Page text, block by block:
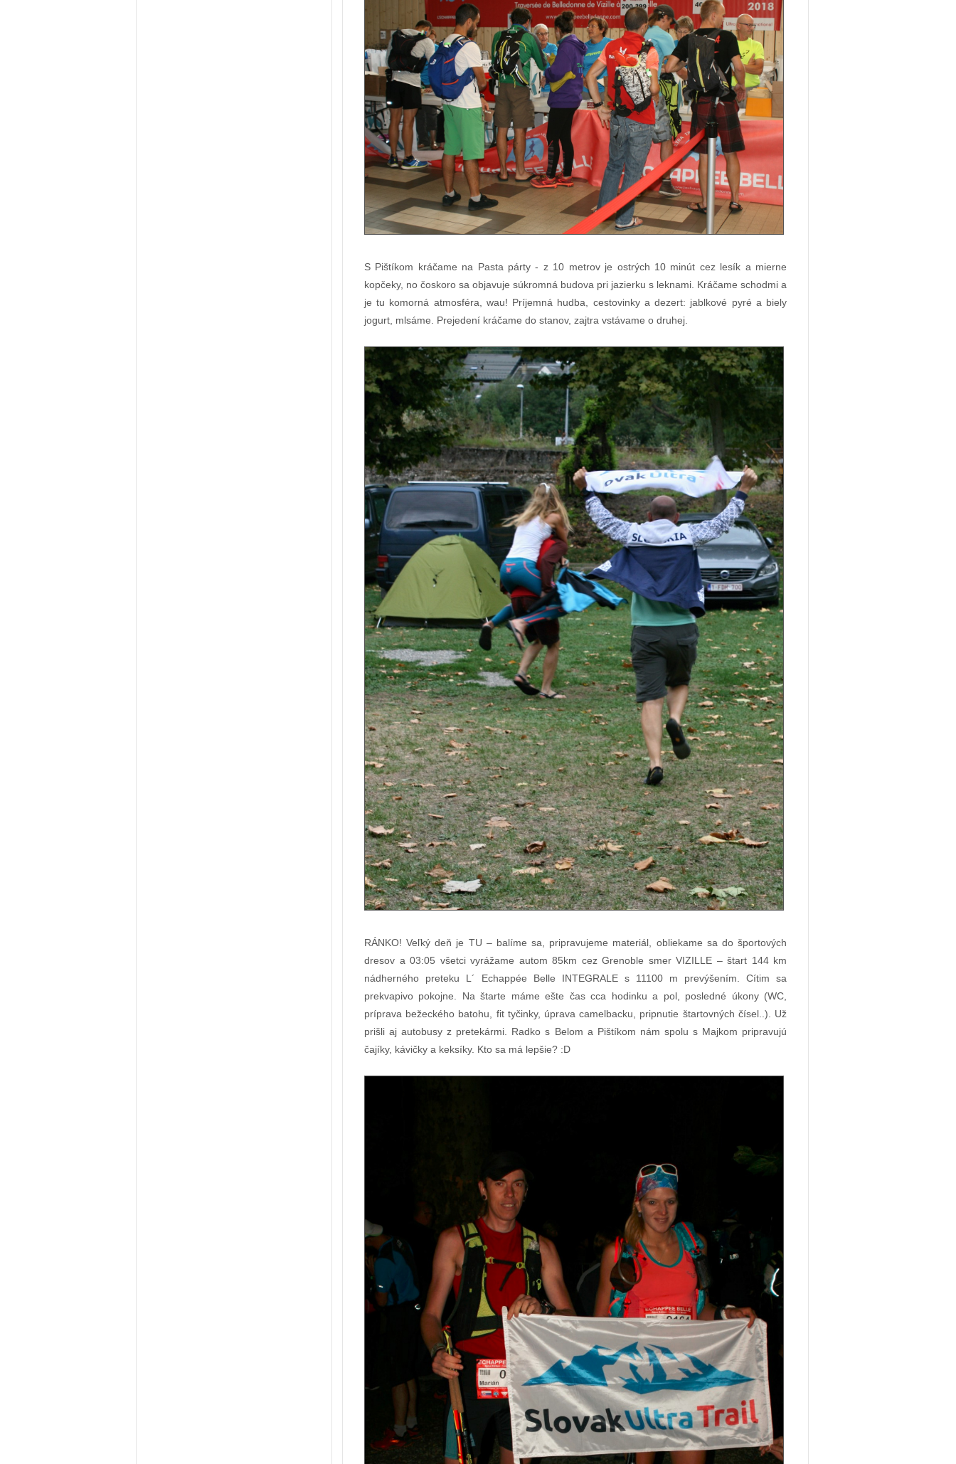
S Pištíkom kráčame na Pasta párty - z 10 metrov je ostrých 10 minút cez lesík a mierne
kopčeky, no čoskoro sa objavuje súkromná budova pri jazierku s leknami. Kráčame schodmi a
je tu komorná atmosféra, wau! Príjemná hudba, cestovinky a dezert: jablkové pyré a biely
jogurt, mlsáme. Prejedení kráčame do stanov, zajtra vstávame o druhej.
RÁNKO! Veľký deň je TU – balíme sa, pripravujeme materiál, obliekame sa do športových
dresov a 03:05 všetci vyrážame autom 85km cez Grenoble smer VIZILLE – štart 144 km
nádherného preteku L´ Echappée Belle INTEGRALE s 11100 m prevýšením. Cítim sa
prekvapivo pokojne. Na štarte máme ešte čas cca hodinku a pol, posledné úkony (WC,
príprava bežeckého batohu, fit tyčinky, úprava camelbacku, pripnutie štartovných čísel..). Už
prišli aj autobusy z pretekármi. Radko s Belom a Pištíkom nám spolu s Majkom pripravujú
čajíky, kávičky a keksíky. Kto sa má lepšie? :D